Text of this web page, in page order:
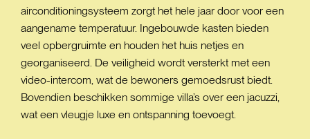
airconditioningsysteem zorgt het hele jaar door voor een
aangename temperatuur. Ingebouwde kasten bieden
veel opbergruimte en houden het huis netjes en
georganiseerd. De veiligheid wordt versterkt met een
video-intercom, wat de bewoners gemoedsrust biedt.
Bovendien beschikken sommige villa’s over een jacuzzi,
wat een vleugje luxe en ontspanning toevoegt.